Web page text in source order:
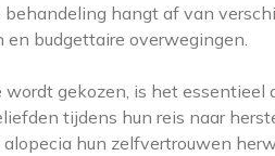
hangt af van
en budgettaire overwegingen.
gekozen, is het essentieel
tijdens hun reis naar
hun zelfvertrouwen